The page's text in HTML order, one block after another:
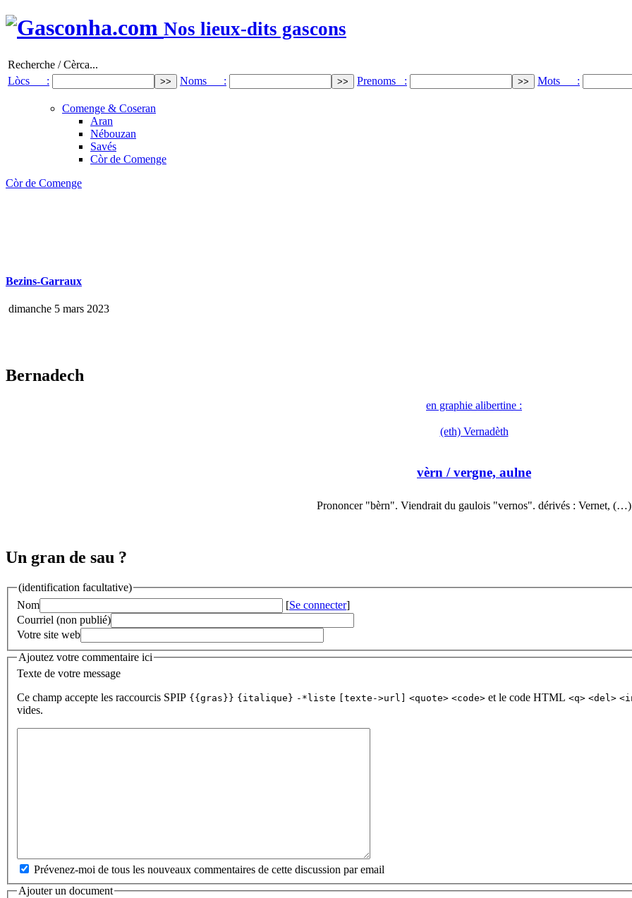
Nos lieux-dits gascons
Recherche / Cèrca...
Lòcs :
Noms : Prenoms : Mots :
Comenge & Coseran
Aran
Nébouzan
Savés
Còr de Comenge
Còr de Comenge
Bezins-Garraux
dimanche 5 mars 2023
Bernadech
en graphie alibertine :
(eth) Vernadèth
vèrn / vergne, aulne
Prononcer "bèrn". Viendrait du gaulois "vernos". dérivés : Vernet, (…)
Un gran de sau ?
(identification facultative)
Nom
[Se connecter]
Courriel (non publié)
Votre site web
Ajoutez votre commentaire ici
Texte de votre message
Ce champ accepte les raccourcis SPIP {{gras}} {italique} -*liste [texte->url] <quote> <code> et le code HTML <q> <del>
vides.
Prévenez-moi de tous les nouveaux commentaires de cette discussion par email
Ajouter un document